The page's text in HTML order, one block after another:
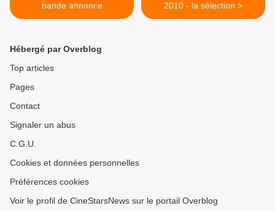
bande annonce
2010 - la sélection >
Hébergé par Overblog
Top articles
Pages
Contact
Signaler un abus
C.G.U.
Cookies et données personnelles
Préférences cookies
Voir le profil de CineStarsNews sur le portail Overblog